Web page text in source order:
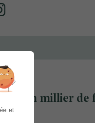
Un millier
et